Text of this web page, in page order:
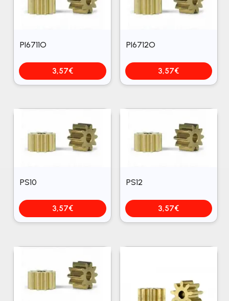
PI6711O
3,57€
PI6712O
3,57€
PS10
3,57€
PS12
3,57€